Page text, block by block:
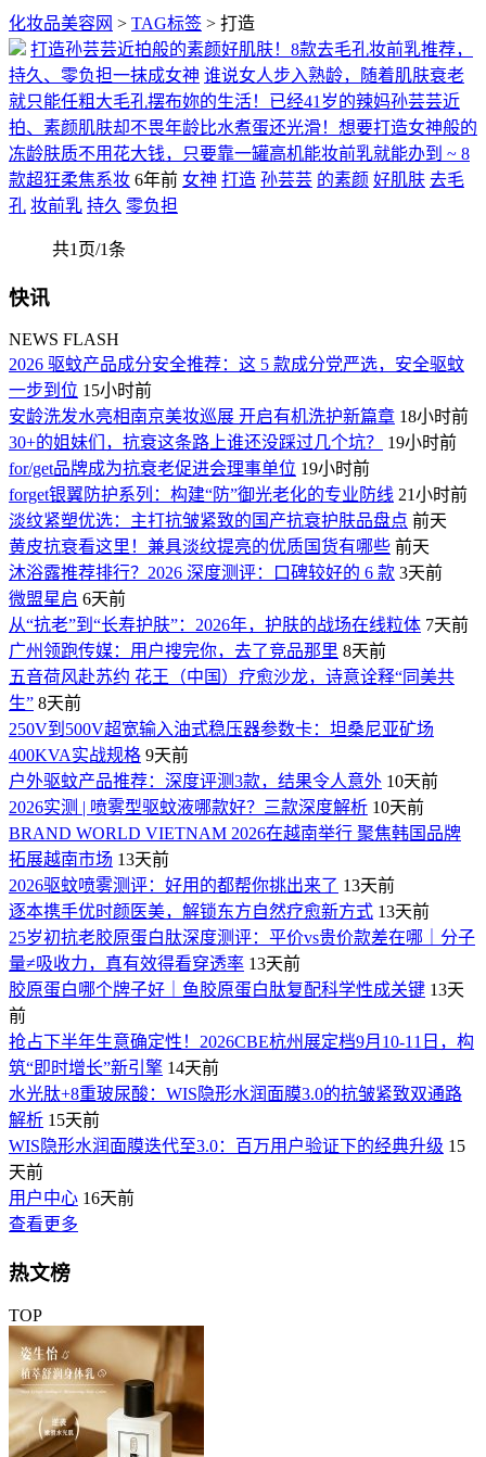
化妆品美容网 > TAG标签 > 打造
打造孙芸芸近拍般的素颜好肌肤！8款去毛孔妆前乳推荐，
持久、零负担一抹成女神 谁说女人步入熟龄，随着肌肤衰老
就只能任粗大毛孔摆布妳的生活！已经41岁的辣妈孙芸芸近
拍、素颜肌肤却不畏年龄比水煮蛋还光滑！想要打造女神般的
冻龄肤质不用花大钱，只要靠一罐高机能妆前乳就能办到 ~ 8
款超狂柔焦系妆 6年前 女神 打造 孙芸芸 的素颜 好肌肤 去毛
孔 妆前乳 持久 零负担
共1页/1条
快讯
NEWS FLASH
2026 驱蚊产品成分安全推荐：这 5 款成分党严选，安全驱蚊
一步到位 15小时前
安龄洗发水亮相南京美妆巡展 开启有机洗护新篇章 18小时前
30+的姐妹们，抗衰这条路上谁还没踩过几个坑？
19小时前
for/get品牌成为抗衰老促进会理事单位 19小时前
forget银翼防护系列：构建“防”御光老化的专业防线 21小时前
淡纹紧塑优选：主打抗皱紧致的国产抗衰护肤品盘点 前天
黄皮抗衰看这里！兼具淡纹提亮的优质国货有哪些 前天
沐浴露推荐排行？2026 深度测评：口碑较好的 6 款 3天前
微盟星启 6天前
从“抗老”到“长寿护肤”：2026年，护肤的战场在线粒体 7天前
广州领跑传媒：用户搜完你，去了竞品那里 8天前
五音荷风赴苏约 花王（中国）疗愈沙龙，诗意诠释“同美共
生” 8天前
250V到500V超宽输入油式稳压器参数卡：坦桑尼亚矿场
400KVA实战规格 9天前
户外驱蚊产品推荐：深度评测3款，结果令人意外 10天前
2026实测 | 喷雾型驱蚊液哪款好？三款深度解析 10天前
BRAND WORLD VIETNAM 2026在越南举行 聚焦韩国品牌
拓展越南市场 13天前
2026驱蚊喷雾测评：好用的都帮你挑出来了 13天前
逐本携手优时颜医美，解锁东方自然疗愈新方式 13天前
25岁初抗老胶原蛋白肽深度测评：平价vs贵价款差在哪｜分子
量≠吸收力，真有效得看穿透率 13天前
胶原蛋白哪个牌子好｜鱼胶原蛋白肽复配科学性成关键 13天
前
抢占下半年生意确定性！2026CBE杭州展定档9月10-11日，构
筑“即时增长”新引擎 14天前
水光肽+8重玻尿酸：WIS隐形水润面膜3.0的抗皱紧致双通路
解析 15天前
WIS隐形水润面膜迭代至3.0：百万用户验证下的经典升级 15
天前
用户中心 16天前
查看更多
热文榜
TOP